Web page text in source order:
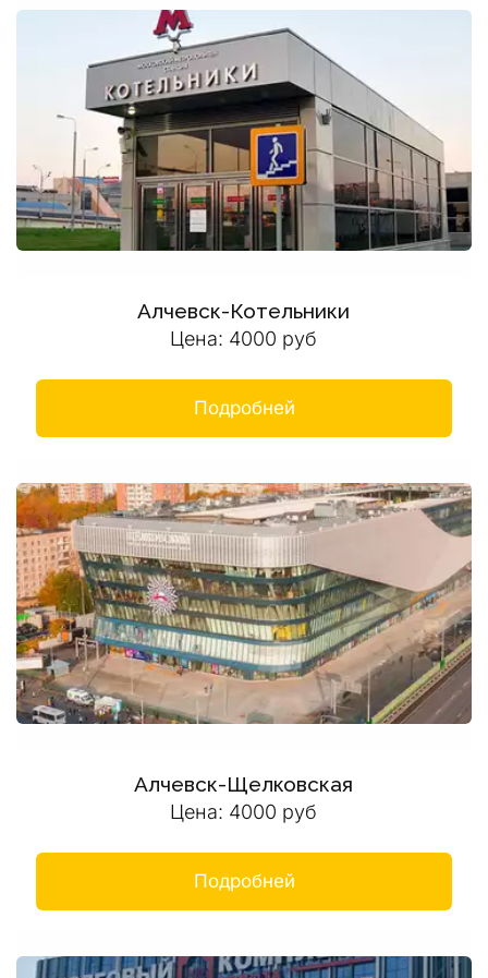
Алчевск-Котельники
Цена: 4000 руб
Подробней
Алчевск-Щелковская
Цена: 4000 руб
Подробней